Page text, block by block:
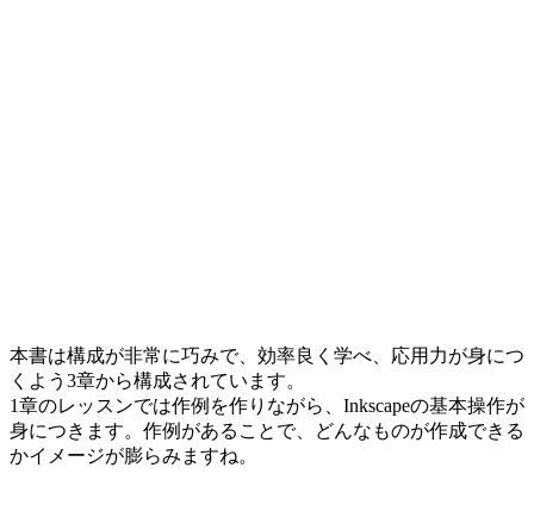
本書は構成が非常に巧みで、効率良く学べ、応用力が身につ
くよう3章から構成されています。
1章のレッスンでは作例を作りながら、Inkscapeの基本操作が
身につきます。作例があることで、どんなものが作成できる
かイメージが膨らみますね。